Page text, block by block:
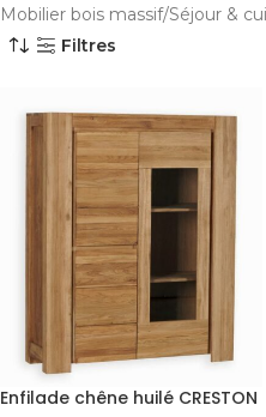
Mobilier bois massif Séjour &
Filtres
Enfilade chêne huilé CRESTON